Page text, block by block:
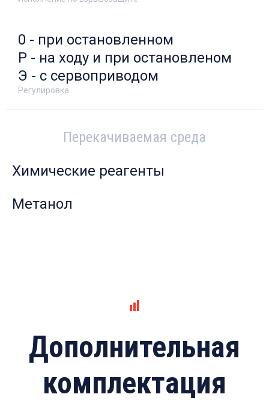
Регулировка
0 - при остановленном
Р - на ходу и при остановленом
Э - с сервоприводом
Перекачиваемая среда
Химические реагенты
Метанол
Дополнительная
комплектация